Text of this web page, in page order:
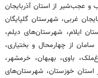
عجب‌شیر از استان آذربایجان
غربی، شهرستان گلپایگان
ایلام، شهرستان‌های دیلم،
از چهارمحال و بختیاری،
باوی، بهبهان، خرمشهر،
خوزستان، شهرستان‌های